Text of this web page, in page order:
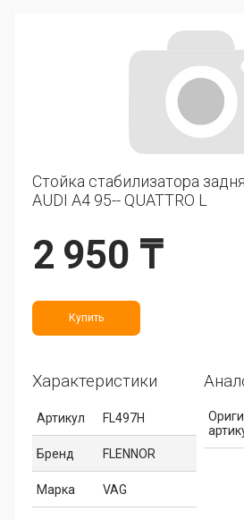
Стойка стабилизатора
AUDI A4 95-- QUATTRO L
2 950 ₸
Купить
Характеристики
Артикул FL497H
Бренд FLENNOR
Марка VAG